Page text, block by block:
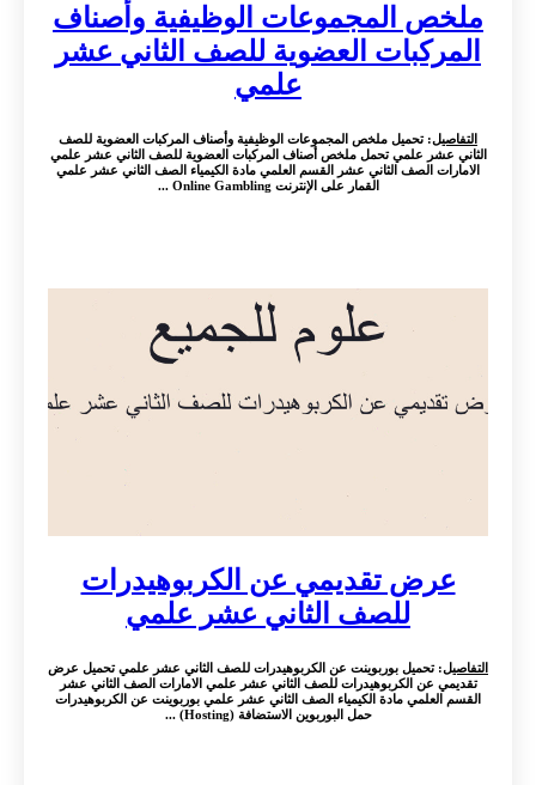
ملخص المجموعات الوظيفية وأصناف
المركبات العضوية للصف الثاني عشر
علمي
التفاصيل: تحميل ملخص المجموعات الوظيفية وأصناف المركبات العضوية للصف
الثاني عشر علمي تحمل ملخص أصناف المركبات العضوية للصف الثاني عشر علمي
الامارات الصف الثاني عشر القسم العلمي مادة الكيمياء الصف الثاني عشر علمي
القمار على الإنترنت Online Gambling ...
عرض تقديمي عن الكربوهيدرات
للصف الثاني عشر علمي
التفاصيل: تحميل بوربوينت عن الكربوهيدرات للصف الثاني عشر علمي تحميل عرض
تقديمي عن الكربوهيدرات للصف الثاني عشر علمي الامارات الصف الثاني عشر
القسم العلمي مادة الكيمياء الصف الثاني عشر علمي بوربوينت عن الكربوهيدرات
حمل البوربوين الاستضافة (Hosting) ...